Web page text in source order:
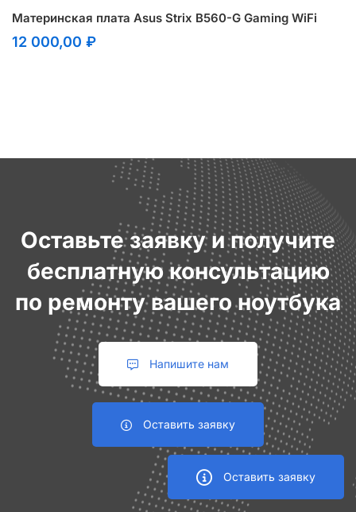
Материнская плата Asus Strix B560-G Gaming WiFi
12 000,00 ₽
Оставьте заявку и получите
бесплатную консультацию
по ремонту вашего ноутбука
Напишите нам
Оставить заявку
Оставить заявку